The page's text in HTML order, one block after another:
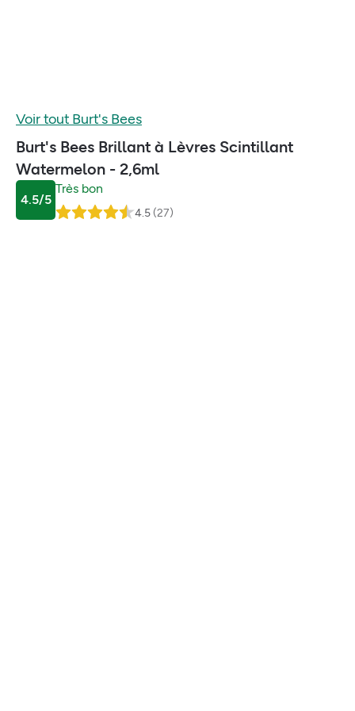
Voir tout Burt's Bees
Burt's Bees Brillant à Lèvres Scintillant
Watermelon - 2,6ml
4.5/5
Très bon
4.5(27)